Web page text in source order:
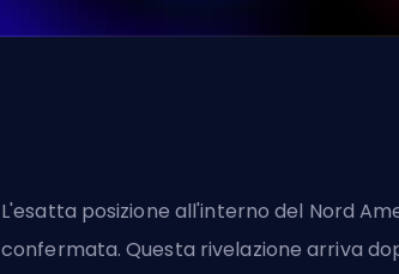
L'esatta posizione all'interno del Nord
confermata. Questa rivelazione arriva